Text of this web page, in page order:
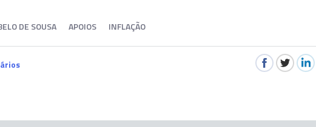
DE SOUSA APOIOS INFLAÇÃO